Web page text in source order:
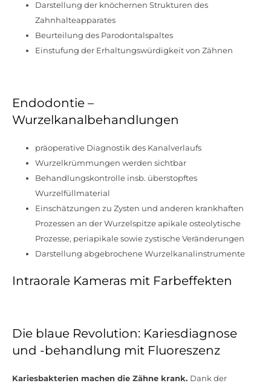
Darstellung der knöchernen Strukturen des
Zahnhalteapparates
Beurteilung des Parodontalspaltes
Einstufung der Erhaltungswürdigkeit von Zähnen
Endodontie –
Wurzelkanalbehandlungen
präoperative Diagnostik des Kanalverlaufs
Wurzelkrümmungen werden sichtbar
Behandlungskontrolle insb. überstopftes
Wurzelfüllmaterial
Einschätzungen zu Zysten und anderen krankhaften
Prozessen an der Wurzelspitze apikale osteolytische
Prozesse, periapikale sowie zystische Veränderungen
Darstellung abgebrochene Wurzelkanalinstrumente
Intraorale Kameras mit Farbeffekten
Die blaue Revolution: Kariesdiagnose
und -behandlung mit Fluoreszenz
Kariesbakterien machen die Zähne krank. Dank der